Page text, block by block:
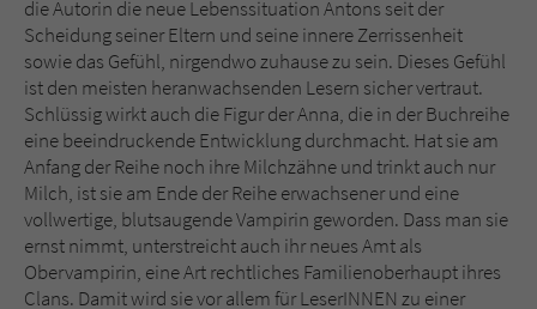
die Autorin die neue Lebenssituation Antons seit der
Scheidung seiner Eltern und seine innere Zerrissenheit
sowie das Gefühl, nirgendwo zuhause zu sein. Dieses Gefühl
ist den meisten heranwachsenden Lesern sicher vertraut.
Schlüssig wirkt auch die Figur der Anna, die in der Buchreihe
eine beeindruckende Entwicklung durchmacht. Hat sie am
Anfang der Reihe noch ihre Milchzähne und trinkt auch nur
Milch, ist sie am Ende der Reihe erwachsener und eine
vollwertige, blutsaugende Vampirin geworden. Dass man sie
ernst nimmt, unterstreicht auch ihr neues Amt als
Obervampirin, eine Art rechtliches Familienoberhaupt ihres
Clans. Damit wird sie vor allem für LeserINNEN zu einer